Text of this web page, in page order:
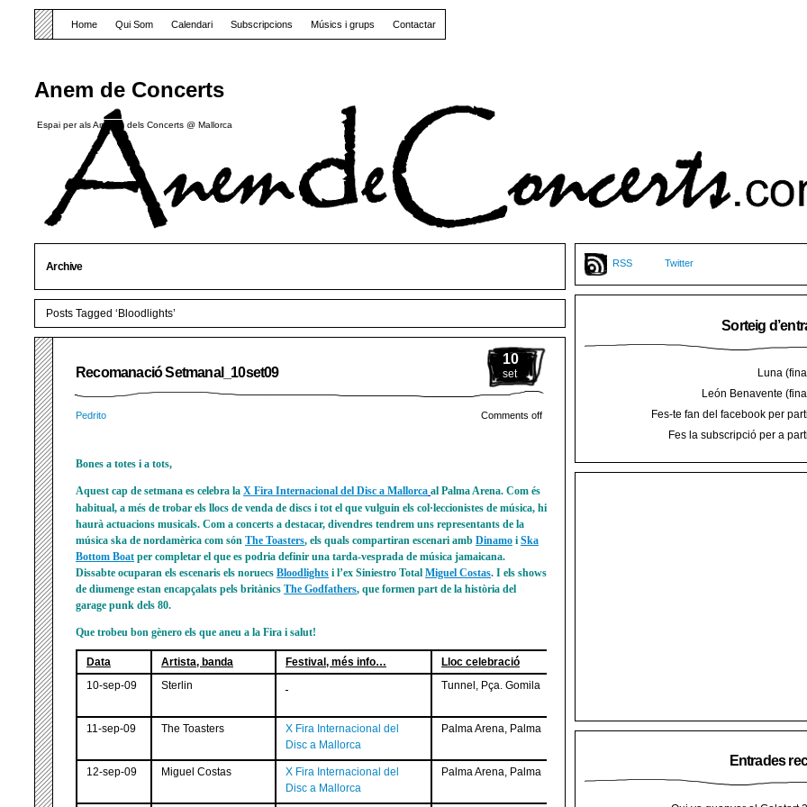
Anem de Concerts
Espai per als Amants dels Concerts @ Mallorca
Home Qui Som Calendari Subscripcions Músics i grups Contactar
Archive
Posts Tagged ‘Bloodlights’
10
set
Recomanació Setmanal_10set09
Pedrito Comments off
Bones a totes i a tots,
Aquest cap de setmana es celebra la X Fira Internacional del Disc a Mallorca al Palma Arena. Com és
habitual, a més de trobar els llocs de venda de discs i tot el que vulguin els col·leccionistes de música, hi
haurà actuacions musicals. Com a concerts a destacar, divendres tendrem uns representants de la
música ska de nordamèrica com són The Toasters, els quals compartiran escenari amb Dinamo i Ska
Bottom Boat per completar el que es podria definir una tarda-vesprada de música jamaicana.
Dissabte ocuparan els escenaris els noruecs Bloodlights i l’ex Siniestro Total Miguel Costas. I els shows
de diumenge estan encapçalats pels britànics The Godfathers, que formen part de la història del
garage punk dels 80.
Que trobeu bon gènero els que aneu a la Fira i salut!
Data Artista, banda Festival, més info…
Lloc celebració
10-sep-09
Sterlin Tunnel, Pça. Gomila
11-sep-09 The Toasters
X Fira Internacional del
Disc a Mallorca
Palma Arena, Palma
12-sep-09 Miguel Costas
X Fira Internacional del
Disc a Mallorca
Palma Arena, Palma
RSS Twitter
Sorteig
Luna
León Benavente
Fes-te fan del facebook per
Fes la subscripció per a
Entrades